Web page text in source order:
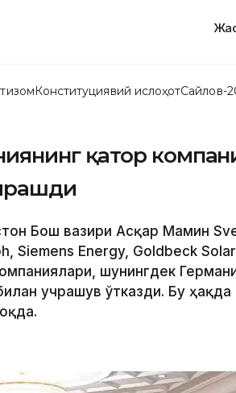
Конституциявий ислоҳотСайлов-
қатор
Бош вазири Aсқар Мамин
Siemens Energy, Goldbeck
шунингдек
учрашув ўтказди. Бу